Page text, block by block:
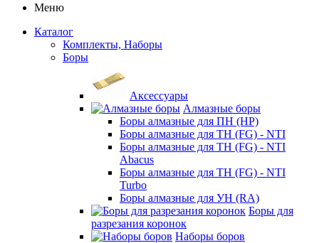
Меню
Каталог
Комплекты, Наборы
Боры
Аксессуары
Алмазные боры
Боры алмазные для ПН (HP)
Боры алмазные для ТН (FG) - NTI
Боры алмазные для ТН (FG) - NTI
Abacus
Боры алмазные для ТН (FG) - NTI
Turbo
Боры алмазные для УН (RA)
Боры для
разрезания коронок
Наборы боров